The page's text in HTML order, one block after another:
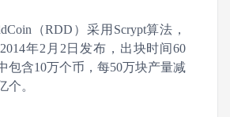
（RDD）采用Scrypt算法，
年2月2日发布，出块时间60
包含10万个币，每50万块产量减
个。